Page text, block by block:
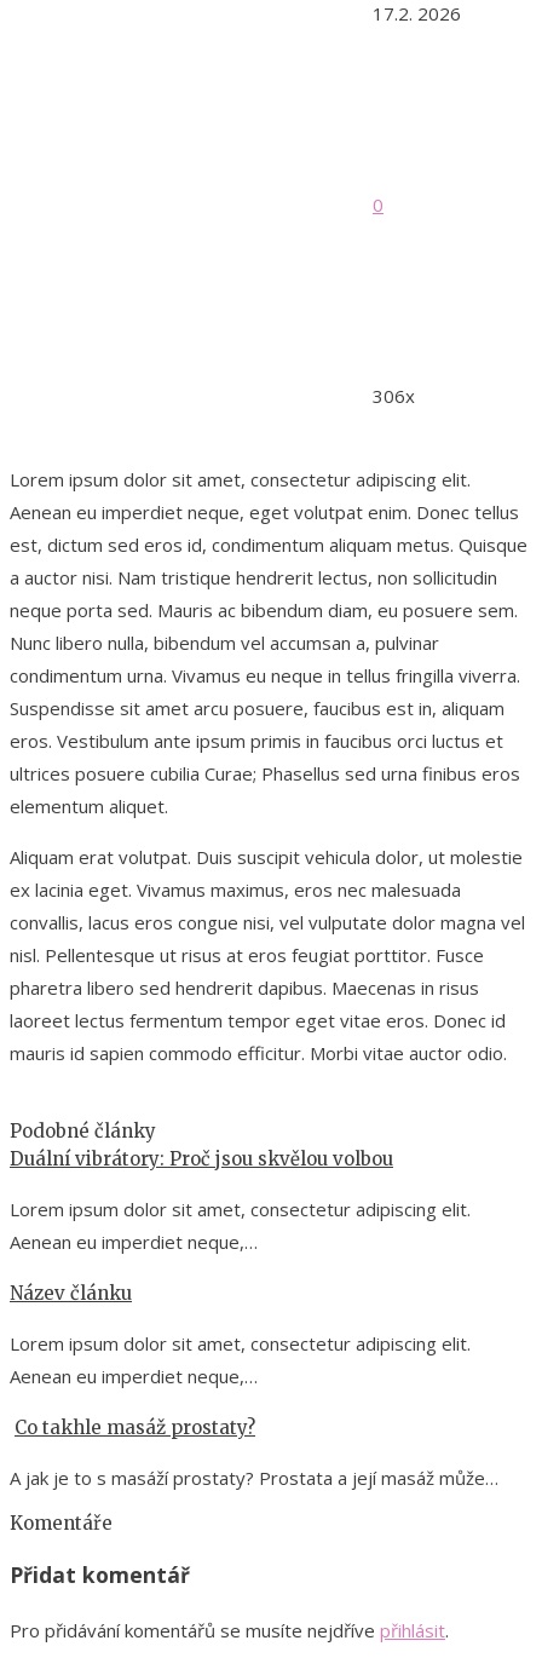
17.2. 2026
0
306x
Lorem ipsum dolor sit amet, consectetur adipiscing elit.
Aenean eu imperdiet neque, eget volutpat enim. Donec tellus
est, dictum sed eros id, condimentum aliquam metus. Quisque
a auctor nisi. Nam tristique hendrerit lectus, non sollicitudin
neque porta sed. Mauris ac bibendum diam, eu posuere sem.
Nunc libero nulla, bibendum vel accumsan a, pulvinar
condimentum urna. Vivamus eu neque in tellus fringilla viverra.
Suspendisse sit amet arcu posuere, faucibus est in, aliquam
eros. Vestibulum ante ipsum primis in faucibus orci luctus et
ultrices posuere cubilia Curae; Phasellus sed urna finibus eros
elementum aliquet.
Aliquam erat volutpat. Duis suscipit vehicula dolor, ut molestie
ex lacinia eget. Vivamus maximus, eros nec malesuada
convallis, lacus eros congue nisi, vel vulputate dolor magna vel
nisl. Pellentesque ut risus at eros feugiat porttitor. Fusce
pharetra libero sed hendrerit dapibus. Maecenas in risus
laoreet lectus fermentum tempor eget vitae eros. Donec id
mauris id sapien commodo efficitur. Morbi vitae auctor odio.
Podobné články
Duální vibrátory: Proč jsou skvělou volbou
Lorem ipsum dolor sit amet, consectetur adipiscing elit.
Aenean eu imperdiet neque,…
Název článku
Lorem ipsum dolor sit amet, consectetur adipiscing elit.
Aenean eu imperdiet neque,…
Co takhle masáž prostaty?
A jak je to s masáží prostaty? Prostata a její masáž může…
Komentáře
Přidat komentář
Pro přidávání komentářů se musíte nejdříve přihlásit.